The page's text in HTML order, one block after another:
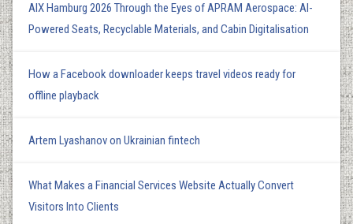
AIX Hamburg 2026 Through the Eyes of APRAM Aerospace: AI-
Powered Seats, Recyclable Materials, and Cabin Digitalisation
How a Facebook downloader keeps travel videos ready for
offline playback
Artem Lyashanov on Ukrainian fintech
What Makes a Financial Services Website Actually Convert
Visitors Into Clients